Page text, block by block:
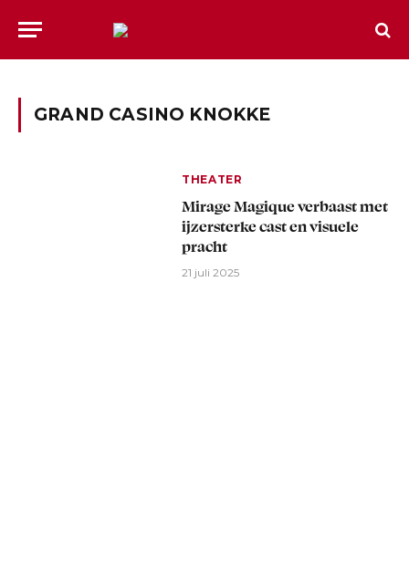
GRAND CASINO KNOKKE
THEATER
Mirage Magique verbaast met
ijzersterke cast en visuele
pracht
21 juli 2025